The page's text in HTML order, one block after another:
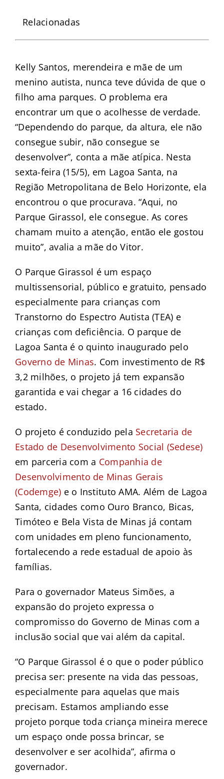
Relacionadas
Kelly Santos, merendeira e mãe de um
menino autista, nunca teve dúvida de que o
filho ama parques. O problema era
encontrar um que o acolhesse de verdade.
“Dependendo do parque, da altura, ele não
consegue subir, não consegue se
desenvolver”, conta a mãe atípica. Nesta
sexta-feira (15/5), em Lagoa Santa, na
Região Metropolitana de Belo Horizonte, ela
encontrou o que procurava. “Aqui, no
Parque Girassol, ele consegue. As cores
chamam muito a atenção, então ele gostou
muito”, avalia a mãe do Vitor.
O Parque Girassol é um espaço
multissensorial, público e gratuito, pensado
especialmente para crianças com
Transtorno do Espectro Autista (TEA) e
crianças com deficiência. O parque de
Lagoa Santa é o quinto inaugurado pelo
Governo de Minas. Com investimento de R$
3,2 milhões, o projeto já tem expansão
garantida e vai chegar a 16 cidades do
estado.
O projeto é conduzido pela Secretaria de
Estado de Desenvolvimento Social (Sedese)
em parceria com a Companhia de
Desenvolvimento de Minas Gerais
(Codemge) e o Instituto AMA. Além de Lagoa
Santa, cidades como Ouro Branco, Bicas,
Timóteo e Bela Vista de Minas já contam
com unidades em pleno funcionamento,
fortalecendo a rede estadual de apoio às
famílias.
Para o governador Mateus Simões, a
expansão do projeto expressa o
compromisso do Governo de Minas com a
inclusão social que vai além da capital.
“O Parque Girassol é o que o poder público
precisa ser: presente na vida das pessoas,
especialmente para aquelas que mais
precisam. Estamos ampliando esse
projeto porque toda criança mineira merece
um espaço onde possa brincar, se
desenvolver e ser acolhida”, afirma o
governador.